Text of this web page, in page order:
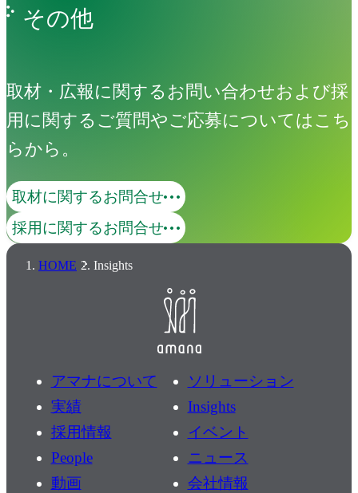
その他
取材・広報に関するお問い合わせおよび採
用に関するご質問やご応募についてはこち
らから。
取材に関するお問合せ
採用に関するお問合せ
HOME Insights
アマナについて
ソリューション
実績
Insights
採用情報
イベント
People
ニュース
動画
会社情報